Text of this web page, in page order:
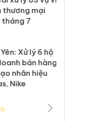
thương mại
7
Xử lý 6 hộ
bán hàng
nhãn hiệu
Nike